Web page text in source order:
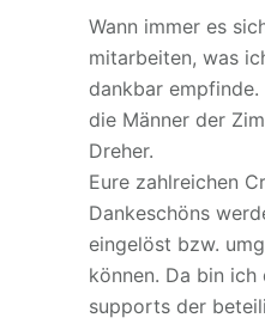
Wann immer es
mitarbeiten, was
dankbar empfinde.
die Männer der
Dreher.
Eure zahlreichen
Dankeschöns
eingelöst bzw.
können. Da bin
supports der